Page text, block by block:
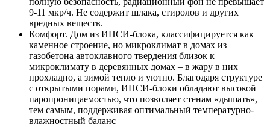
9-11 мкр/ч. Не содержит шлака, стиролов и других
вредных веществ.
Комфорт. Дом из ИНСИ-блока, классифицируется как
каменное строение, но микроклимат в домах из
газобетона автоклавного твердения близок к
микроклимату в деревянных домах – в жару в них
прохладно, а зимой тепло и уютно. Благодаря структуре
с открытыми порами, ИНСИ-блоки обладают высокой
паропроницаемостью, что позволяет стенам «дышать»,
тем самым, поддерживая оптимальный температурно-
влажностный баланс